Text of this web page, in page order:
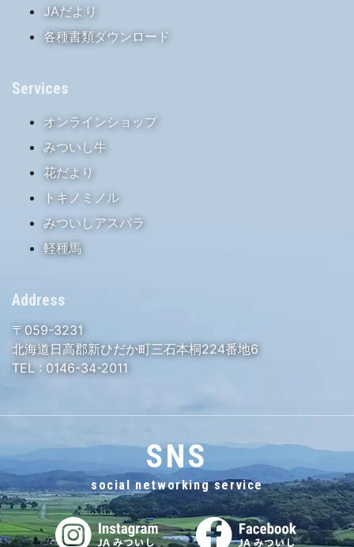
JAだより
各種書類ダウンロード
Services
オンラインショップ
みついし牛
花だより
トキノミノル
みついしアスパラ
軽種馬
Address
〒059-3231
北海道日高郡新ひだか町三石本桐224番地6
TEL : 0146-34-2011
SNS
social networking service